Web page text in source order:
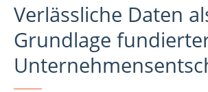
Verlässliche Daten
Grundlage